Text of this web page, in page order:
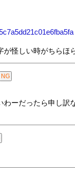
怪しい時がちらほ
ーだったら申し訳